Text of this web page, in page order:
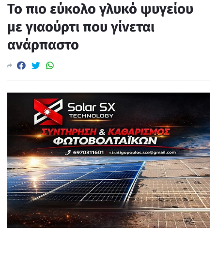
Το πιο εύκολο γλυκό ψυγείου
με γιαούρτι που γίνεται
ανάρπαστο